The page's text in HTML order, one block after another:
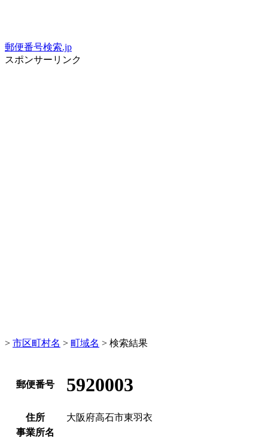
郵便番号検索.jp
スポンサーリンク
> 市区町村名 > 町域名 > 検索結果
郵便番号 5920003
住所
大阪府高石市東羽衣
事業所名